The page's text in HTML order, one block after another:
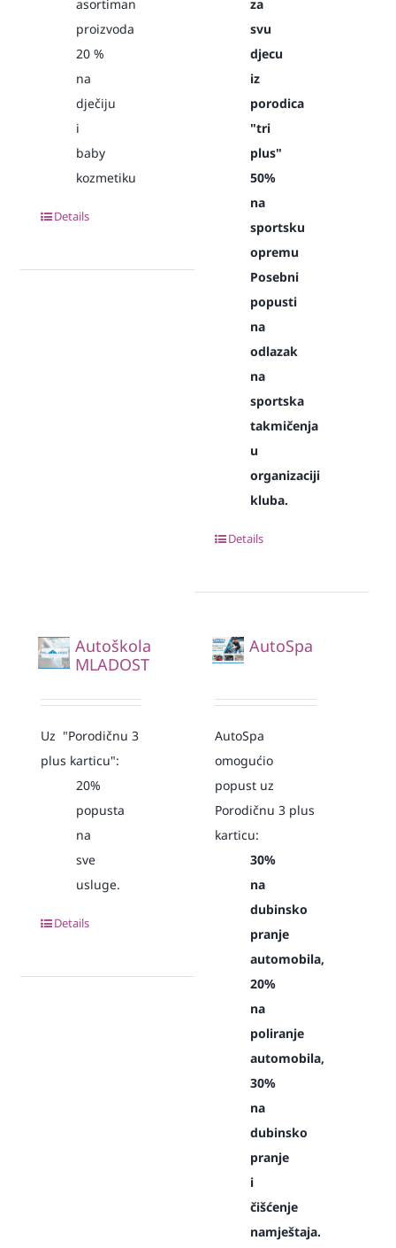
asortiman
proizvoda
20 %
na
dječiju
i
baby
kozmetiku
Details
za
svu
djecu
iz
porodica
"tri
plus"
50%
na
sportsku
opremu
Posebni
popusti
na
odlazak
na
sportska
takmičenja
u
organizaciji
kluba.
Details
Autoškola
MLADOST
Uz "Porodičnu 3
plus karticu":
20%
popusta
na
sve
usluge.
Details
AutoSpa
AutoSpa
omogućio
popust uz
Porodičnu 3 plus
karticu:
30%
na
dubinsko
pranje
automobila,
20%
na
poliranje
automobila,
30%
na
dubinsko
pranje
i
čišćenje
namještaja.